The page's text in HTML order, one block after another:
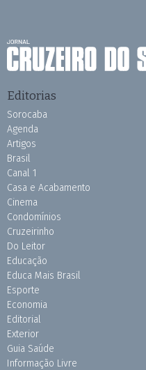
Editorias
Sorocaba
Agenda
Artigos
Brasil
Canal 1
Casa e Acabamento
Cinema
Condomínios
Cruzeirinho
Do Leitor
Educação
Educa Mais Brasil
Esporte
Economia
Editorial
Exterior
Guia Saúde
Informação Livre